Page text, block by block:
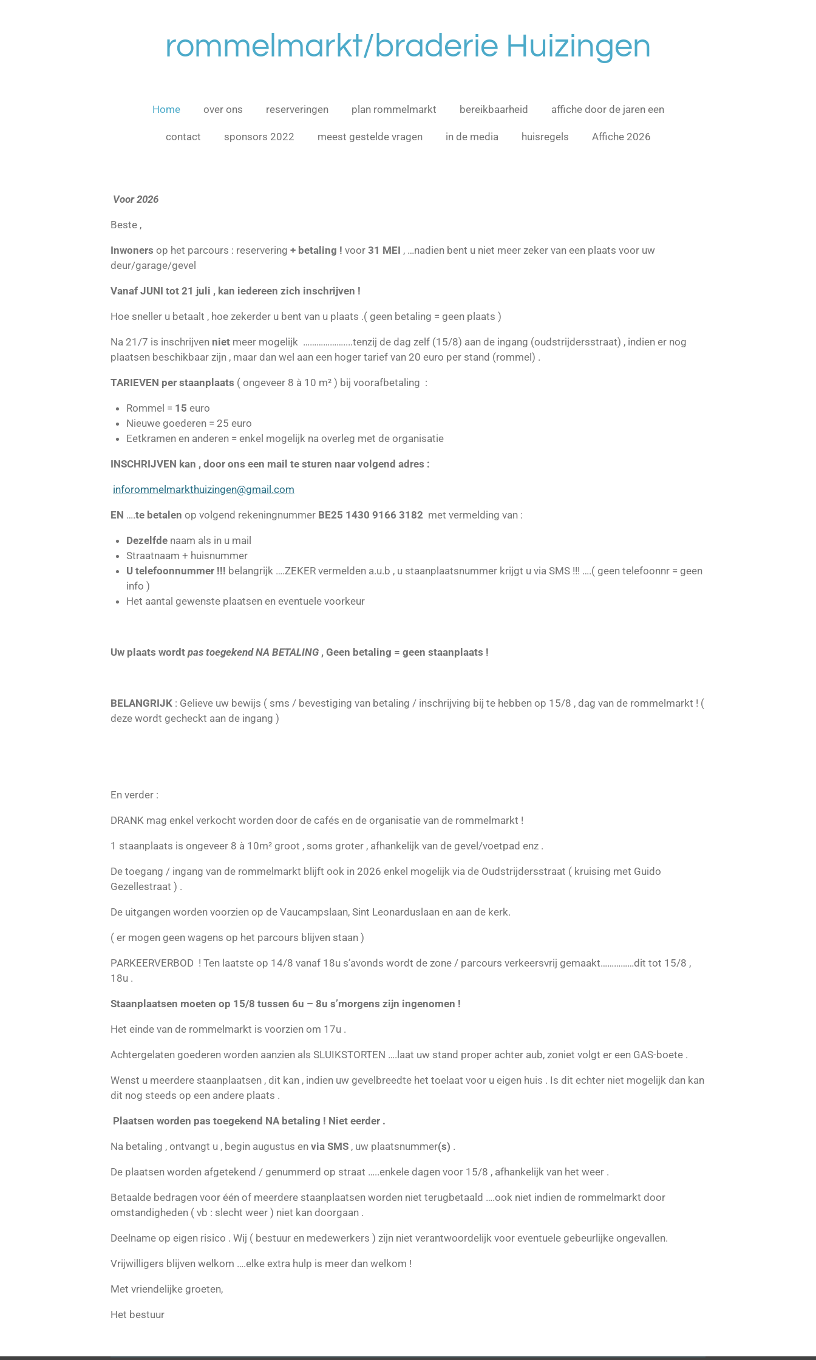
rommelmarkt/braderie Huizingen
Home over ons reserveringen plan rommelmarkt bereikbaarheid affiche door de jaren een
contact sponsors 2022 meest gestelde vragen in de media huisregels Affiche 2026
Voor 2026
Beste ,
Inwoners op het parcours : reservering + betaling ! voor 31 MEI , …nadien bent u niet meer zeker van een plaats voor uw
deur/garage/gevel
Vanaf JUNI tot 21 juli , kan iedereen zich inschrijven !
Hoe sneller u betaalt , hoe zekerder u bent van u plaats .( geen betaling = geen plaats )
Na 21/7 is inschrijven niet meer mogelijk ………………....tenzij de dag zelf (15/8) aan de ingang (oudstrijdersstraat) , indien er nog
plaatsen beschikbaar zijn , maar dan wel aan een hoger tarief van 20 euro per stand (rommel) .
TARIEVEN per staanplaats ( ongeveer 8 à 10 m² ) bij voorafbetaling :
Rommel = 15 euro
Nieuwe goederen = 25 euro
Eetkramen en anderen = enkel mogelijk na overleg met de organisatie
INSCHRIJVEN kan , door ons een mail te sturen naar volgend adres :
inforommelmarkthuizingen@gmail.com
EN ….te betalen op volgend rekeningnummer BE25 1430 9166 3182 met vermelding van :
Dezelfdenaam als in u mail
Straatnaam + huisnummer
U telefoonnummer !!! belangrijk ….ZEKER vermelden a.u.b , u staanplaatsnummer krijgt u via SMS !!! ….( geen telefoonnr = geen
info )
Het aantal gewenste plaatsen en eventuele voorkeur
Uw plaats wordt pas toegekend NA BETALING , Geen betaling = geen staanplaats !
BELANGRIJK : Gelieve uw bewijs ( sms / bevestiging van betaling / inschrijving bij te hebben op 15/8 , dag van de rommelmarkt ! (
deze wordt gecheckt aan de ingang )
En verder :
DRANK mag enkel verkocht worden door de cafés en de organisatie van de rommelmarkt !
1 staanplaats is ongeveer 8 à 10m² groot , soms groter , afhankelijk van de gevel/voetpad enz .
De toegang / ingang van de rommelmarkt blijft ook in 2026 enkel mogelijk via de Oudstrijdersstraat ( kruising met Guido
Gezellestraat ) .
De uitgangen worden voorzien op de Vaucampslaan, Sint Leonarduslaan en aan de kerk.
( er mogen geen wagens op het parcours blijven staan )
PARKEERVERBOD ! Ten laatste op 14/8 vanaf 18u s’avonds wordt de zone / parcours verkeersvrij gemaakt……………dit tot 15/8 ,
18u .
Staanplaatsen moeten op 15/8 tussen 6u – 8u s’morgens zijn ingenomen !
Het einde van de rommelmarkt is voorzien om 17u .
Achtergelaten goederen worden aanzien als SLUIKSTORTEN ….laat uw stand proper achter aub, zoniet volgt er een GAS-boete .
Wenst u meerdere staanplaatsen , dit kan , indien uw gevelbreedte het toelaat voor u eigen huis . Is dit echter niet mogelijk dan kan
dit nog steeds op een andere plaats .
Plaatsen worden pas toegekend NA betaling ! Niet eerder .
Na betaling , ontvangt u , begin augustus en via SMS , uw plaatsnummer(s) .
De plaatsen worden afgetekend / genummerd op straat …..enkele dagen voor 15/8 , afhankelijk van het weer .
Betaalde bedragen voor één of meerdere staanplaatsen worden niet terugbetaald ….ook niet indien de rommelmarkt door
omstandigheden ( vb : slecht weer ) niet kan doorgaan .
Deelname op eigen risico . Wij ( bestuur en medewerkers ) zijn niet verantwoordelijk voor eventuele gebeurlijke ongevallen.
Vrijwilligers blijven welkom ….elke extra hulp is meer dan welkom !
Met vriendelijke groeten,
Het bestuur